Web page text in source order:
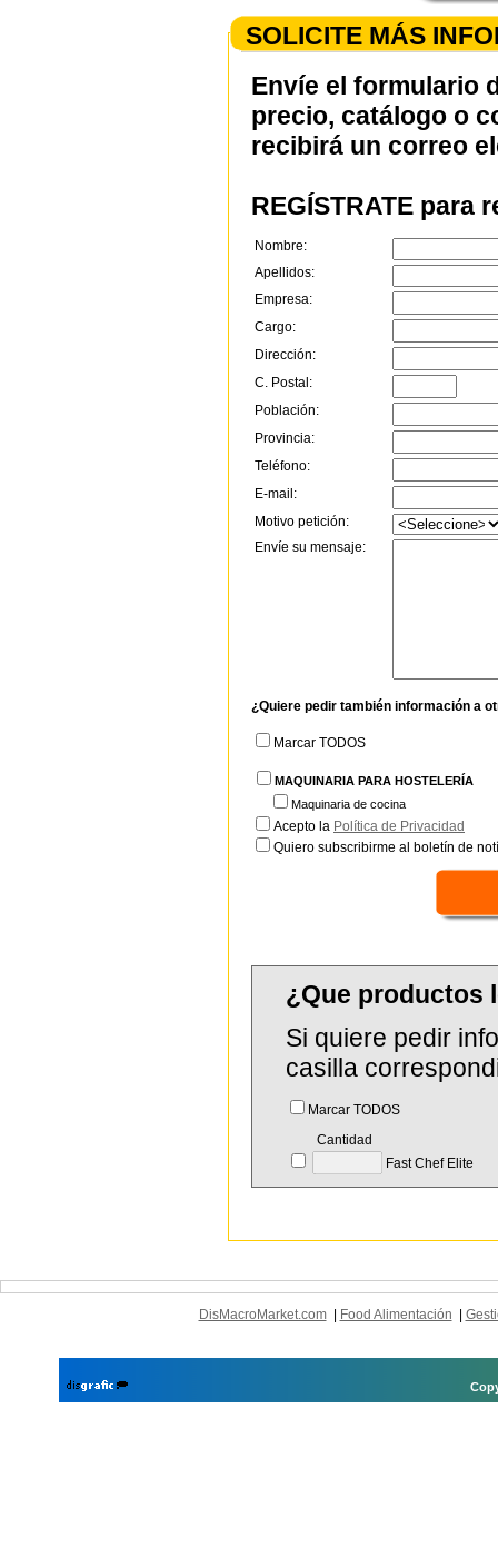
SOLICITE MÁS
Envíe el formulario
precio, catálogo o
recibirá un correo
REGÍSTRATE para
Nombre:
Apellidos:
Empresa:
Cargo:
Dirección:
C. Postal:
Población:
Provincia:
Teléfono:
E-mail:
Motivo petición:
Envíe su mensaje:
¿Quiere pedir también información a
Marcar TODOS
MAQUINARIA PARA HOSTELERÍA
Maquinaria de cocina
Acepto la Política de Privacidad
Quiero subscribirme al boletín de
¿Que productos
Si quiere pedir
casilla
Marcar TODOS
Cantidad
Fast Chef Elite
DisMacroMarket.com| Food Alimentación